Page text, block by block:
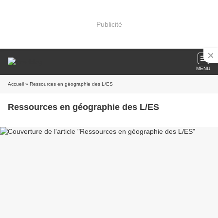
Publicité
MENU
Accueil » Ressources en géographie des L/ES
Ressources en géographie des L/ES